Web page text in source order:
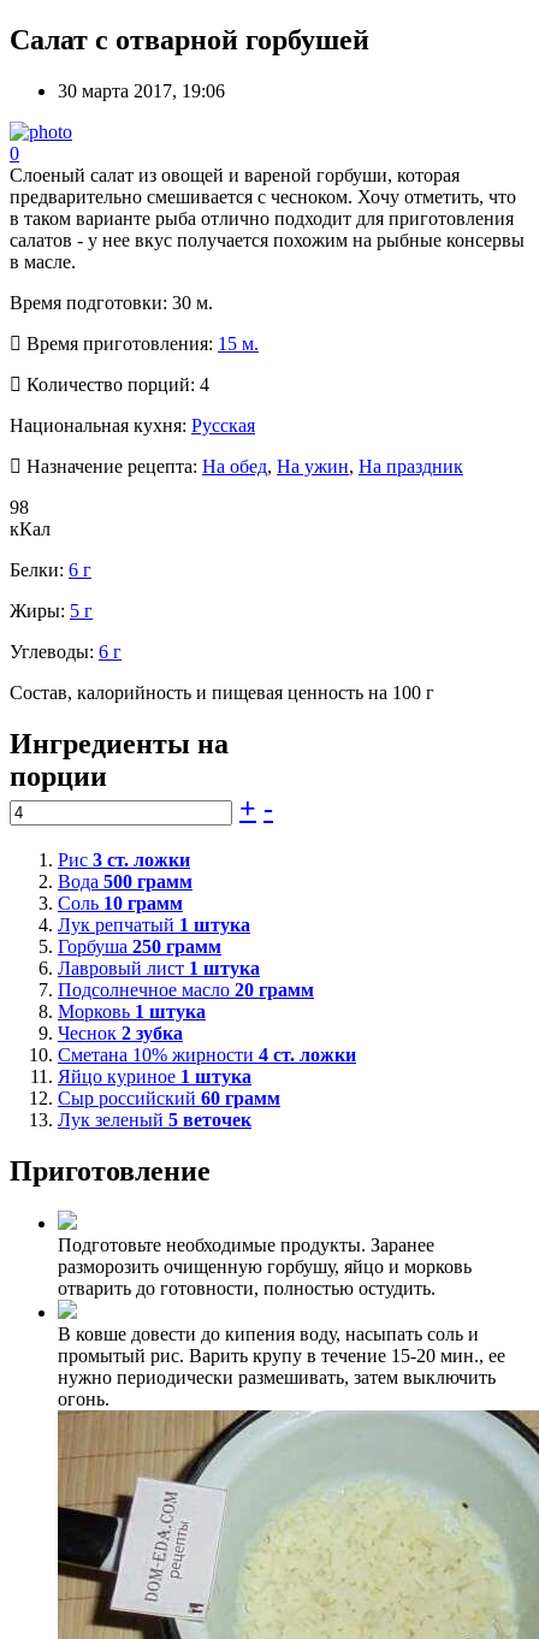
Салат с отварной горбушей
30 марта 2017, 19:06
0
Слоеный салат из овощей и вареной горбуши, которая
предварительно смешивается с чесноком. Хочу отметить, что
в таком варианте рыба отлично подходит для приготовления
салатов - у нее вкус получается похожим на рыбные консервы
в масле.
Время подготовки: 30 м.
Время приготовления: 15 м.
Количество порций: 4
Национальная кухня: Русская
Назначение рецепта: На обед, На ужин, На праздник
98
кКал
Белки: 6 г
Жиры: 5 г
Углеводы: 6 г
Состав, калорийность и пищевая ценность на 100 г
Ингредиенты на
порции
+ -
Рис 3 ст. ложки
Вода 500 грамм
Соль 10 грамм
Лук репчатый 1 штука
Горбуша 250 грамм
Лавровый лист 1 штука
Подсолнечное масло 20 грамм
Морковь 1 штука
Чеснок 2 зубка
Сметана 10% жирности 4 ст. ложки
Яйцо куриное 1 штука
Сыр российский 60 грамм
Лук зеленый 5 веточек
Приготовление
Подготовьте необходимые продукты. Заранее
разморозить очищенную горбушу, яйцо и морковь
отварить до готовности, полностью остудить.
В ковше довести до кипения воду, насыпать соль и
промытый рис. Варить крупу в течение 15-20 мин., ее
нужно периодически размешивать, затем выключить
огонь.